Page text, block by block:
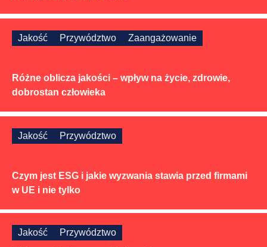
Jakość Przywództwo Zaangażowanie
Różne oblicza jakości – wpływ na życie, zdrowie,
dobrostan człowieka
Jakość Przywództwo
Czym jest ESG i jakie wyzwania stawia przed firmami
w UE i nie tylko
Jakość Przywództwo